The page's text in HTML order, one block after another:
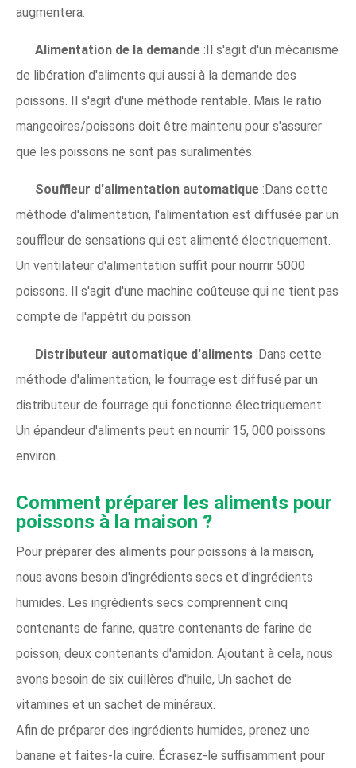
augmentera.
Alimentation de la demande :Il s'agit d'un mécanisme
de libération d'aliments qui aussi à la demande des
poissons. Il s'agit d'une méthode rentable. Mais le ratio
mangeoires/poissons doit être maintenu pour s'assurer
que les poissons ne sont pas suralimentés.
Souffleur d'alimentation automatique :Dans cette
méthode d'alimentation, l'alimentation est diffusée par un
souffleur de sensations qui est alimenté électriquement.
Un ventilateur d'alimentation suffit pour nourrir 5000
poissons. Il s'agit d'une machine coûteuse qui ne tient pas
compte de l'appétit du poisson.
Distributeur automatique d'aliments :Dans cette
méthode d'alimentation, le fourrage est diffusé par un
distributeur de fourrage qui fonctionne électriquement.
Un épandeur d'aliments peut en nourrir 15, 000 poissons
environ.
Comment préparer les aliments pour
poissons à la maison ?
Pour préparer des aliments pour poissons à la maison,
nous avons besoin d'ingrédients secs et d'ingrédients
humides. Les ingrédients secs comprennent cinq
contenants de farine, quatre contenants de farine de
poisson, deux contenants d'amidon. Ajoutant à cela, nous
avons besoin de six cuillères d'huile, Un sachet de
vitamines et un sachet de minéraux.
Afin de préparer des ingrédients humides, prenez une
banane et faites-la cuire. Écrasez-le suffisamment pour